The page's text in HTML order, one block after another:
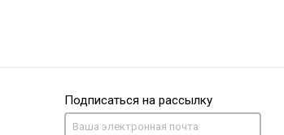
Подписаться на рассылку